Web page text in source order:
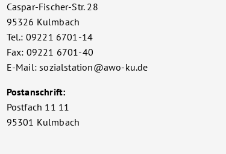
Caspar-Fischer-Str. 28
95326 Kulmbach
Tel.: 09221 6701-14
Fax: 09221 6701-40
E-Mail: sozialstation@awo-ku.de
Postanschrift:
Postfach 11 11
95301 Kulmbach